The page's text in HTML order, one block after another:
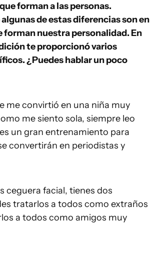
forman a las personas.
de estas diferencias son en
forman nuestra personalidad. En
te proporcionó varios
¿Puedes hablar un poco
me convirtió en una niña muy
me siento sola, siempre leo
un gran entrenamiento para
convertirán en periodistas y
ceguera facial, tienes dos
tratarlos a todos como extraños
a todos como amigos muy